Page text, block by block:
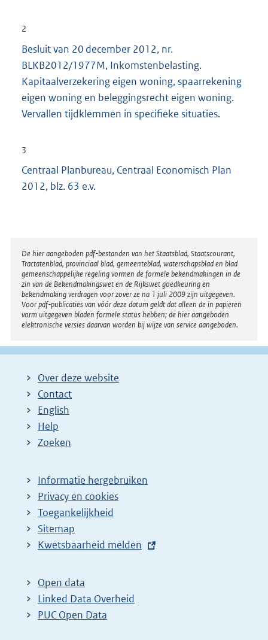
e
l
i
n
k
2
Besluit van 20 december 2012, nr.
BLKB2012/1977M, Inkomstenbelasting.
Kapitaalverzekering eigen woning, spaarrekening
eigen woning en beleggingsrecht eigen woning.
Vervallen tijdklemmen in specifieke situaties.
3
Centraal Planbureau, Centraal Economisch Plan
2012, blz. 63 e.v.
Disclaimer
De hier aangeboden pdf-bestanden van het Staatsblad, Staatscourant,
Tractatenblad, provinciaal blad, gemeenteblad, waterschapsblad en blad
gemeenschappelijke regeling vormen de formele bekendmakingen in de
zin van de Bekendmakingswet en de Rijkswet goedkeuring en
bekendmaking verdragen voor zover ze na 1 juli 2009 zijn uitgegeven.
Voor pdf-publicaties van vóór deze datum geldt dat alleen de in papieren
vorm uitgegeven bladen formele status hebben; de hier aangeboden
elektronische versies daarvan worden bij wijze van service aangeboden.
Over deze website
Contact
English
Help
Zoeken
Informatie hergebruiken
Privacy en cookies
Toegankelijkheid
Sitemap
E
t
e
r
Kwetsbaarheid melden
Open data
Linked Data Overheid
PUC Open Data